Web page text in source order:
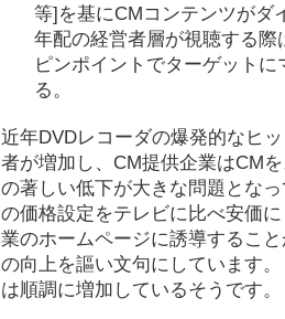
等]を基にCMコンテンツがダ
年配の経営者層が視聴する
ピンポイントでターゲット
る。
近年DVDレコーダの爆発的なヒ
者が増加し、CM提供企業はCM
の著しい低下が大きな問題とな
の価格設定をテレビに比べ安価
業のホームページに誘導するこ
の向上を謳い文句にしています
は順調に増加しているそうです。